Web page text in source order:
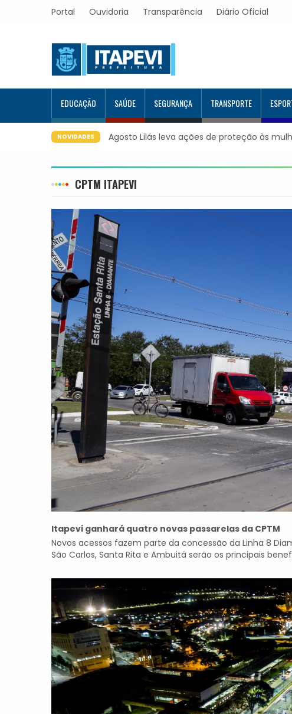
Portal Ouvidoria Transparência Diário Oficial
EDUCAÇÃO SAÚDE SEGURANÇA TRANSPORTE
NOVIDADES Agosto Lilás leva ações de proteção às
CPTM ITAPEVI
Itapevi ganhará quatro novas passarelas da CPTM
Novos acessos fazem parte da concessão da Linha 8
São Carlos, Santa Rita e Ambuitá serão os principais